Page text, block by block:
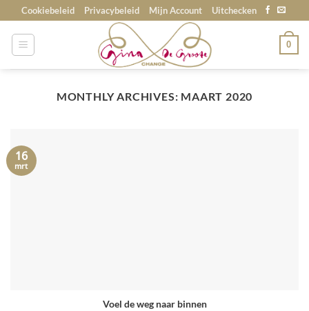
to
content
Cookiebeleid Privacybeleid Mijn Account Uitchecken
0
MONTHLY ARCHIVES: MAART 2020
Voel de weg naar binnen
16
mrt